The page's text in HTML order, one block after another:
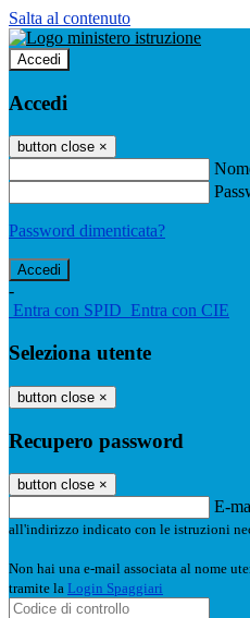
Salta al contenuto
Accedi
Accedi
button close ×
Password dimenticata?
-
Entra con SPID Entra con CIE
Seleziona utente
button close ×
Recupero password
button close ×
E-
all'indirizzo indicato con le istruzioni
Non hai una e-mail associata al nome
tramite la Login Spaggiari